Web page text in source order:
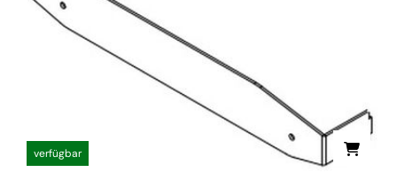
verfügbar